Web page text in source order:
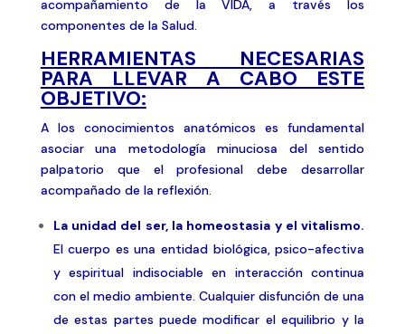
acompañamiento de la VIDA, a través los
componentes de la Salud.
HERRAMIENTAS NECESARIAS
PARA LLEVAR A CABO ESTE
OBJETIVO:
A los conocimientos anatómicos es fundamental
asociar una metodología minuciosa del sentido
palpatorio que el profesional debe desarrollar
acompañado de la reflexión.
La unidad del ser, la homeostasia y el vitalismo.
El cuerpo es una entidad biológica, psico-afectiva
y espiritual indisociable en interacción continua
con el medio ambiente. Cualquier disfunción de una
de estas partes puede modificar el equilibrio y la